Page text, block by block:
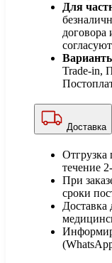
Для
договора
Trade-in,
Доставка
Отгрузка
течение
При
сроки
Доставка